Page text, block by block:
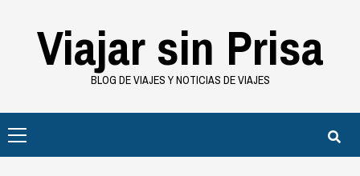
contenidoViajar sin Prisa
BLOG DE VIAJES Y NOTICIAS DE VIAJES
principal